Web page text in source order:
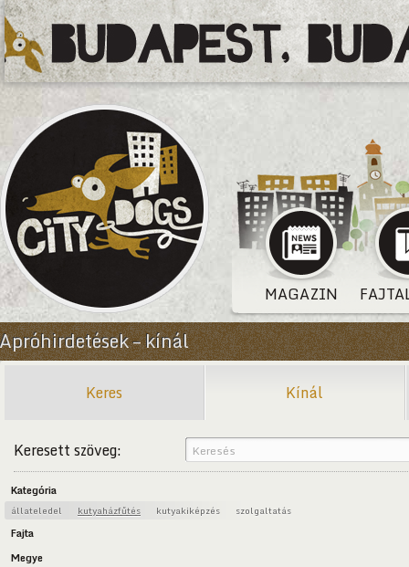
MAGAZIN
Apróhirdetések – kínál
Keres Kínál
Keresett szöveg:
Kategória
állateledel kutyaházfűtés kutyakiképzés szolgaltatás
Fajta
Megye